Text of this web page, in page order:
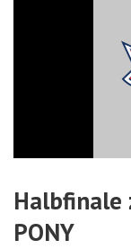
Halbfinale
PONY